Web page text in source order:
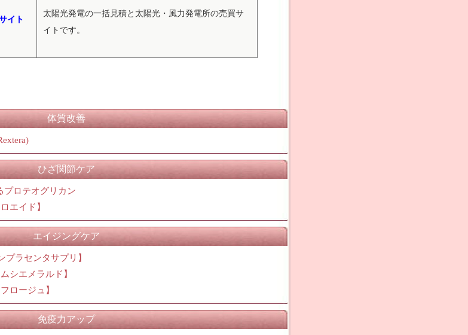
イト
太陽光発電の一括見積と太陽光・風力発電所の売買サ
イトです。
体質改善
ひざ関節ケア
プロテオグリカン
エイド】
エイジングケア
ラセンタサプリ】
シエメラルド】
ロージュ】
免疫力アップ